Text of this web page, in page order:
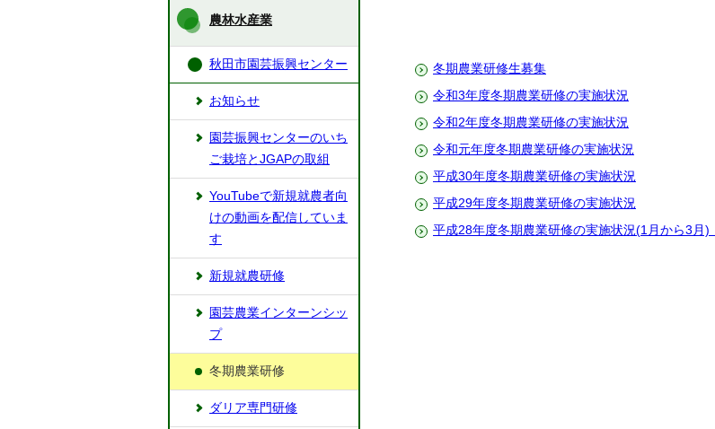
冬期農業研修生募集
令和3年度冬期農業研修の実施状況
令和2年度冬期農業研修の実施状況
令和元年度冬期農業研修の実施状況
平成30年度冬期農業研修の実施状況
平成29年度冬期農業研修の実施状況
平成28年度冬期農業研修の実施状況(1月から3月)
農林水産業
秋田市園芸振興センター
お知らせ
園芸振興センターのいち
ご栽培とJGAPの取組
YouTubeで新規就農者向
けの動画を配信していま
す
新規就農研修
園芸農業インターンシッ
プ
冬期農業研修
ダリア専門研修